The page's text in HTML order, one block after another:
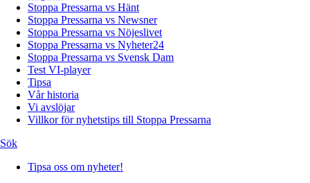
Stoppa Pressarna vs Hänt
Stoppa Pressarna vs Newsner
Stoppa Pressarna vs Nöjeslivet
Stoppa Pressarna vs Nyheter24
Stoppa Pressarna vs Svensk Dam
Test VI-player
Tipsa
Vår historia
Vi avslöjar
Villkor för nyhetstips till Stoppa Pressarna
Sök
Tipsa oss om nyheter!